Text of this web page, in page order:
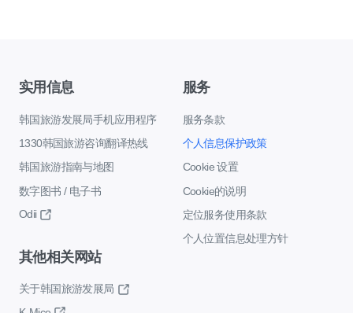
实用信息
韩国旅游发展局手机应用程序
1330韩国旅游咨询翻译热线
韩国旅游指南与地图
数字图书 / 电子书
Odii
服务
服务条款
个人信息保护政策
Cookie 设置
Cookie的说明
定位服务使用条款
个人位置信息处理方针
其他相关网站
关于韩国旅游发展局